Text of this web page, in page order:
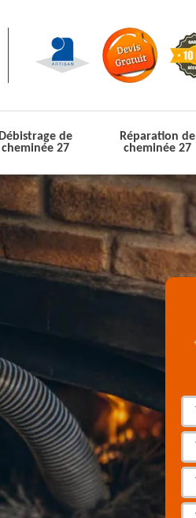
Débistrage de
cheminée 27
Réparation de
cheminée 27